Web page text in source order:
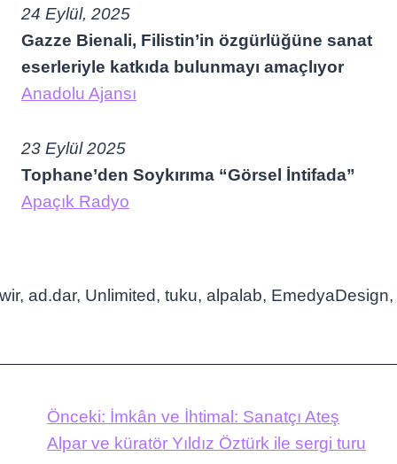
24 Eylül, 2025
Gazze Bienali, Filistin’in özgürlüğüne sanat
eserleriyle katkıda bulunmayı amaçlıyor
Anadolu Ajansı
23 Eylül 2025
Tophane’den Soykırıma “Görsel İntifada”
Apaçık Radyo
Önceki: İmkân ve İhtimal: Sanatçı Ateş
Alpar ve küratör Yıldız Öztürk ile sergi turu